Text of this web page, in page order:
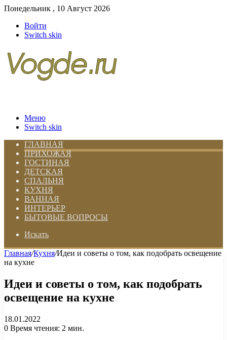
Понедельник , 10 Август 2026
Войти
Switch skin
Меню
Switch skin
ГЛАВНАЯ
ПРИХОЖАЯ
ГОСТИНАЯ
ДЕТСКАЯ
СПАЛЬНЯ
КУХНЯ
ВАННАЯ
ИНТЕРЬЕР
БЫТОВЫЕ ВОПРОСЫ
Искать
Главная/Кухня/Идеи и советы о том, как подобрать освещение
на кухне
Идеи и советы о том, как подобрать
освещение на кухне
18.01.2022
0 Время чтения: 2 мин.